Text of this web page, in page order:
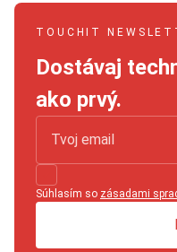
TOUCHIT
Dostávaj
ako prvý.
Súhlasím so zásadami